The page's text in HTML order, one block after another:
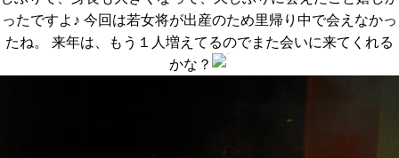
ったですよ♪ 今回は若女将が出産のため里帰り中で会えなかっ
たね。 来年は、もう１人増えてるのでまた会いに来てくれる
かな？